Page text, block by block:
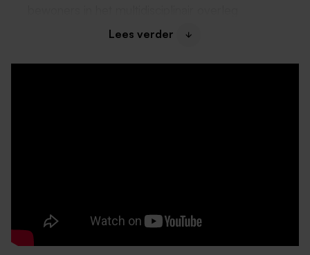
Je hebt een passie voor zorg en welzijn en kijkt
met een frisse blik naar werkprocessen
Lees verder